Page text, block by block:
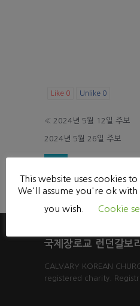
Like 0 Unlike 0
« 2024년 5월 12일 주보
2024년 5월 26일 주보
Powered by KBoard
국제장로교 런던갈보
CALVARY KOREAN
registered charity.
This website uses cookies
We'll assume you're ok
you wish.
Cookie